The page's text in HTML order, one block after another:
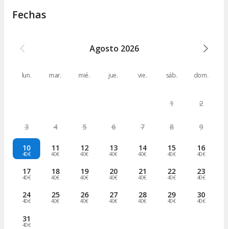
Fechas
Agosto 2026
lun. mar. mié. jue. vie. sáb. dom.
1 2
3 4 5 6 7 8 9
10
40€
11
40€
12
40€
13
40€
14
40€
15
40€
16
40€
17
40€
18
40€
19
40€
20
40€
21
40€
22
40€
23
40€
24
40€
25
40€
26
40€
27
40€
28
40€
29
40€
30
40€
31
40€